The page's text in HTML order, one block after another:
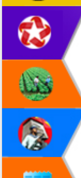
Gặp mặt các cơ quan báo
niệm 101 năm Ngày Báo chí
mạng Việt Nam
Đắk Lắk sơ kết 4 năm
hiện Đề án 06 của Chính phủ
Họp báo thông tin về Hội
Quy hoạch và Xúc tiến
Khơi thông điểm nghẽn, đẩy
giải ngân vốn khắc phục
HĐND tỉnh thông qua điều
hoạch tỉnh thời kỳ 2021-2030
Hội thảo góp ý hồ sơ điều
hoạch tỉnh Đắk Lắk thời kỳ
tầm nhìn đến năm 2050